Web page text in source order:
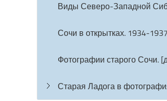
Виды Северо-Западной
Сочи в открытках. 1934-1937
Фотографии старого Сочи.
Старая Ладога в